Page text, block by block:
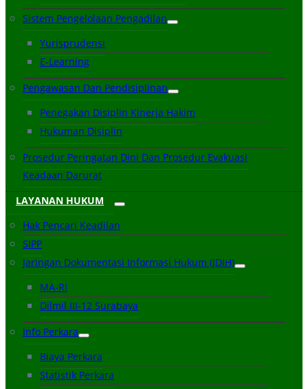
Sistem Pengelolaan Pengadilan
Yurisprudensi
E-Learning
Pengawasan Dan Pendisiplinan
Penegakan Disiplin Kinerja Hakim
Hukuman Disiplin
Prosedur Peringatan Dini Dan Prosedur Evakuasi
Keadaan Darurat
LAYANAN HUKUM
Hak Pencari Keadilan
SIPP
Jaringan Dokumentasi Informasi Hukum (JDIH)
MA-RI
Dilmil III-12 Surabaya
Info Perkara
Biaya Perkara
Statistik Perkara